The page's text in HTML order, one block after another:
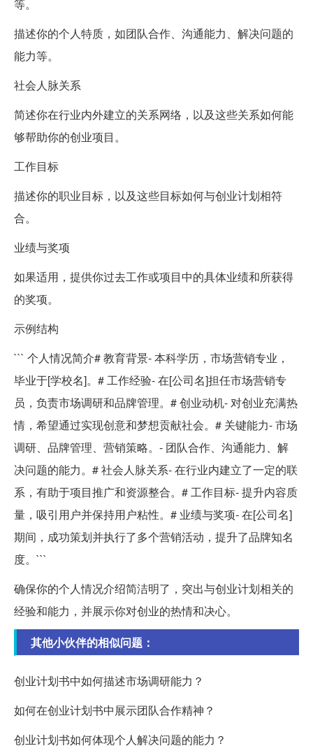
等。
描述你的个人特质，如团队合作、沟通能力、解决问题的
能力等。
社会人脉关系
简述你在行业内外建立的关系网络，以及这些关系如何能
够帮助你的创业项目。
工作目标
描述你的职业目标，以及这些目标如何与创业计划相符
合。
业绩与奖项
如果适用，提供你过去工作或项目中的具体业绩和所获得
的奖项。
示例结构
``` 个人情况简介# 教育背景- 本科学历，市场营销专业，
毕业于[学校名]。# 工作经验- 在[公司名]担任市场营销专
员，负责市场调研和品牌管理。# 创业动机- 对创业充满热
情，希望通过实现创意和梦想贡献社会。# 关键能力- 市场
调研、品牌管理、营销策略。- 团队合作、沟通能力、解
决问题的能力。# 社会人脉关系- 在行业内建立了一定的联
系，有助于项目推广和资源整合。# 工作目标- 提升内容质
量，吸引用户并保持用户粘性。# 业绩与奖项- 在[公司名]
期间，成功策划并执行了多个营销活动，提升了品牌知名
度。```
确保你的个人情况介绍简洁明了，突出与创业计划相关的
经验和能力，并展示你对创业的热情和决心。
其他小伙伴的相似问题：
创业计划书中如何描述市场调研能力？
如何在创业计划书中展示团队合作精神？
创业计划书如何体现个人解决问题的能力？